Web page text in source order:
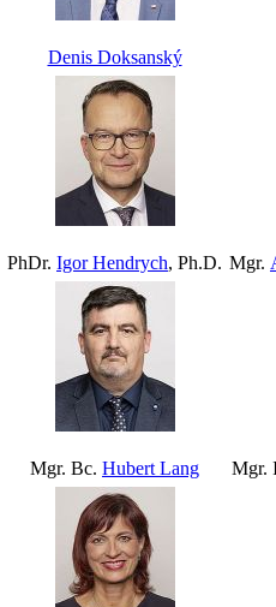
Denis Doksanský
PhDr. Igor Hendrych, Ph.D. Mgr.
Mgr. Bc. Hubert Lang Mgr.